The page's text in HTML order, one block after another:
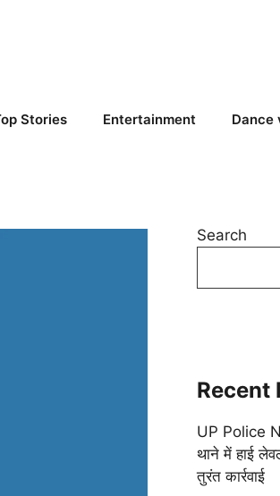
Stories Entertainment Dance
Search
Recent
UP Police
थाने में हाई
तुरंत कार्रवाई